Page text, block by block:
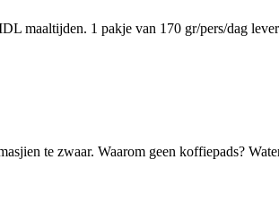
maaltijden. 1 pakje van 170 gr/pers/dag
te zwaar. Waarom geen koffiepads?